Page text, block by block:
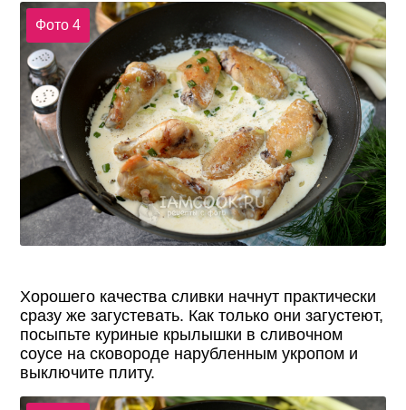
Фото 4
Хорошего качества сливки начнут практически
сразу же загустевать. Как только они загустеют,
посыпьте куриные крылышки в сливочном
соусе на сковороде нарубленным укропом и
выключите плиту.